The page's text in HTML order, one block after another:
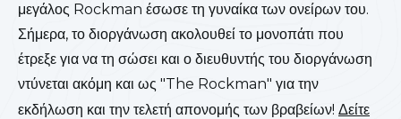
μεγάλος Rockman έσωσε τη γυναίκα των ονείρων του.
Σήμερα, το διοργάνωση ακολουθεί το μονοπάτι που
έτρεξε για να τη σώσει και ο διευθυντής του διοργάνωση
ντύνεται ακόμη και ως "The Rockman" για την
εκδήλωση και την τελετή απονομής των βραβείων! Δείτε